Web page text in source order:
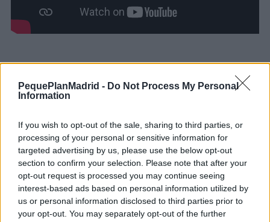
PequePlanMadrid - Do Not Process My Personal
Information
If you wish to opt-out of the sale, sharing to third parties, or
processing of your personal or sensitive information for
targeted advertising by us, please use the below opt-out
section to confirm your selection. Please note that after your
opt-out request is processed you may continue seeing
interest-based ads based on personal information utilized by
us or personal information disclosed to third parties prior to
your opt-out. You may separately opt-out of the further
Ficha artística -Mi padre quemaba piedras
Creación : Jordi Palet / Tian Gombau
Dramaturgia y dirección: Jordi Palet i Puig
Sombras: Oliveira Salcedo
Música: Óscar Roig
Grabación: Estudi Saudades
Músicos de la grabación: Carola Ortiz y Pau Puig
Iluminación: Xavi Prieto
Vestuario: Hernán Montiel
Vídeo : Xavi Manzanet